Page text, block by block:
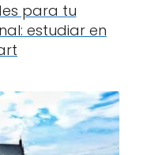
para tu
estudiar en